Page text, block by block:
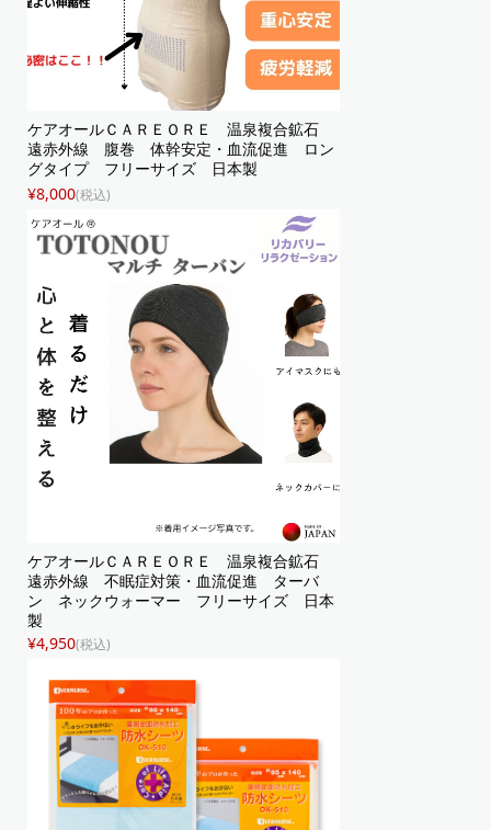
ケアオールＣＡＲＥＯＲＥ 温泉複合鉱石
遠赤外線 腹巻 体幹安定・血流促進 ロン
グタイプ フリーサイズ 日本製
¥8,000(税込)
ケアオールＣＡＲＥＯＲＥ 温泉複合鉱石
遠赤外線 不眠症対策・血流促進 ターバ
ン ネックウォーマー フリーサイズ 日本
製
¥4,950(税込)